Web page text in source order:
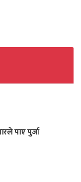
पाए पुर्जा